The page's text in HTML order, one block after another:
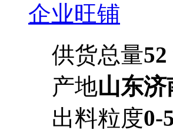
企业旺铺
供货总量
产地山东济
出料粒度0-